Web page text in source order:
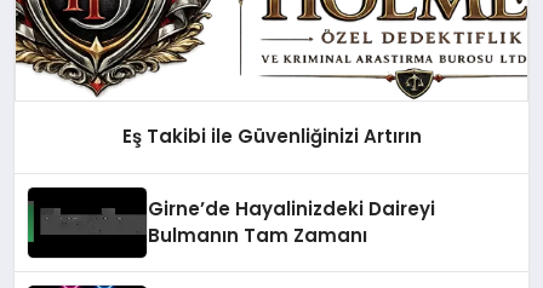
Eş Takibi ile Güvenliğinizi Artırın
Girne’de Hayalinizdeki Daireyi
Bulmanın Tam Zamanı